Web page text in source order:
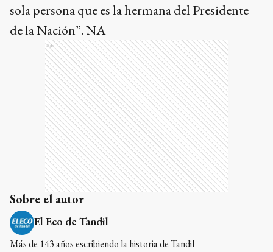
sola persona que es la hermana del Presidente
de la Nación”. NA
Ads
Sobre el autor
El Eco de Tandil
Más de 143 años escribiendo la historia de Tandil